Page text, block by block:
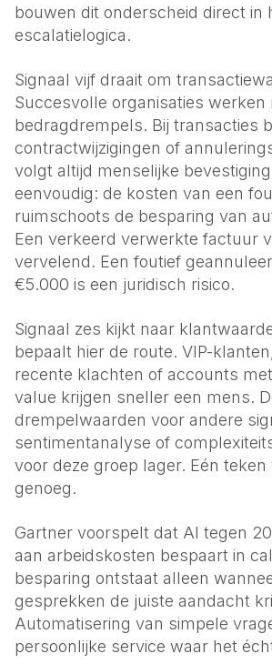
bouwen dit onderscheid direct in
escalatielogica.
Signaal vijf draait om
Succesvolle organisaties werken
bedragdrempels. Bij transacties
contractwijzigingen of
volgt altijd menselijke
eenvoudig: de kosten van een
ruimschoots de besparing van
Een verkeerd verwerkte factuur
vervelend. Een foutief
€5.000 is een juridisch risico.
Signaal zes kijkt naar
bepaalt hier de route. VIP-
recente klachten of accounts
value krijgen sneller een mens.
drempelwaarden voor andere
sentimentanalyse of
voor deze groep lager. Eén
genoeg.
Gartner voorspelt dat AI tegen
aan arbeidskosten bespaart in
besparing ontstaat alleen
gesprekken de juiste aandacht
Automatisering van simpele
persoonlijke service waar het